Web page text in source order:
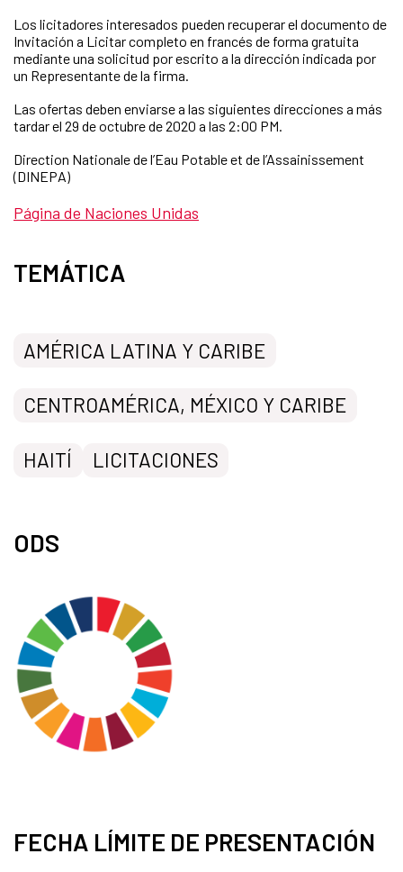
Los licitadores interesados pueden recuperar el documento de
Invitación a Licitar completo en francés de forma gratuita
mediante una solicitud por escrito a la dirección indicada por
un Representante de la firma.
Las ofertas deben enviarse a las siguientes direcciones a más
tardar el 29 de octubre de 2020 a las 2:00 PM.
Direction Nationale de l’Eau Potable et de l’Assainissement
(DINEPA)
Página de Naciones Unidas
TEMÁTICA
AMÉRICA LATINA Y CARIBE
CENTROAMÉRICA, MÉXICO Y CARIBE
HAITÍ LICITACIONES
ODS
FECHA LÍMITE DE PRESENTACIÓN